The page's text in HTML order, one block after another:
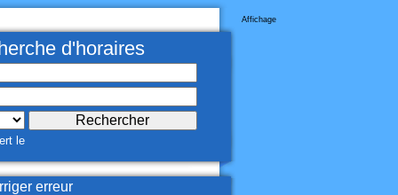
Affichage
d'horaires
le
erreur